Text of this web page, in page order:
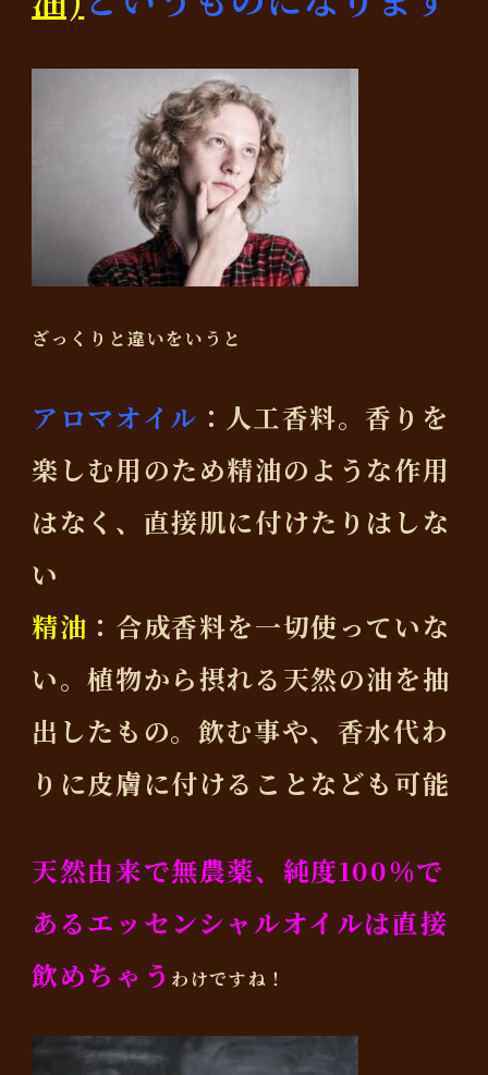
ざっくりと違いをいうと
アロマオイル ：人工香料。香りを
楽しむ用のため精油のような作用
はなく、直接肌に付けたりはしな
い
精油 ：合成香料を一切使っていな
い。植物から摂れる天然の油を抽
出したもの。飲む事や、香水代わ
りに皮膚に付けることなども可能
天然由来で無農薬、純度100％で
あるエッセンシャルオイルは直接
飲めちゃう わけですね！